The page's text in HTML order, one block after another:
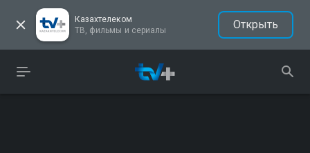
Казахтелеком
ТВ, фильмы и сериалы
Открыть